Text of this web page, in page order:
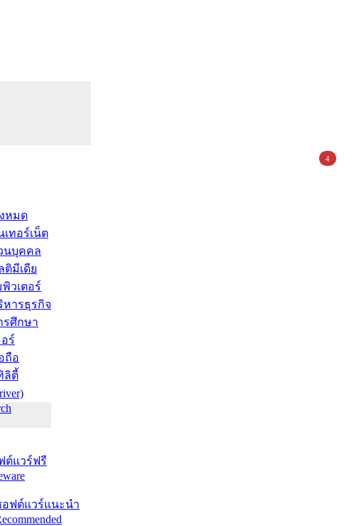
หมด
ทอร์เน็ต
นบุคคล
มีเดีย
วเตอร์
ารธุรกิจ
รศึกษา
ร์
ถือ
ลิตี้
ต์แวร์ฟรี
ฟต์แวร์แนะนำ
4